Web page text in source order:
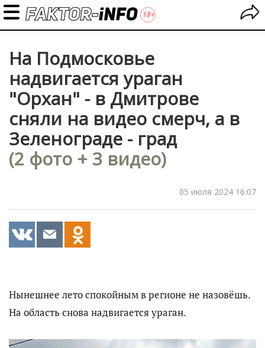
На Подмосковье
надвигается ураган
"Орхан" - в Дмитрове
сняли на видео смерч, а в
Зеленограде - град
(2 фото + 3 видео)
05 июля 2024 16:07
Нынешнее лето спокойным в регионе не назовёшь.
На область снова надвигается ураган.